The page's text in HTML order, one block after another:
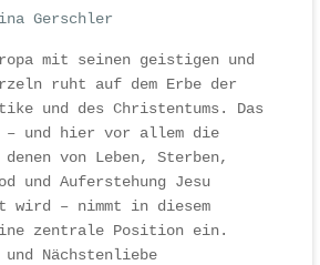
Gerschler
mit seinen geistigen und
ruht auf dem Erbe der
und des Christentums. Das
– und hier vor allem die
von Leben, Sterben,
und Auferstehung Jesu
– nimmt in diesem
eine zentrale Position ein.
Nächstenliebe